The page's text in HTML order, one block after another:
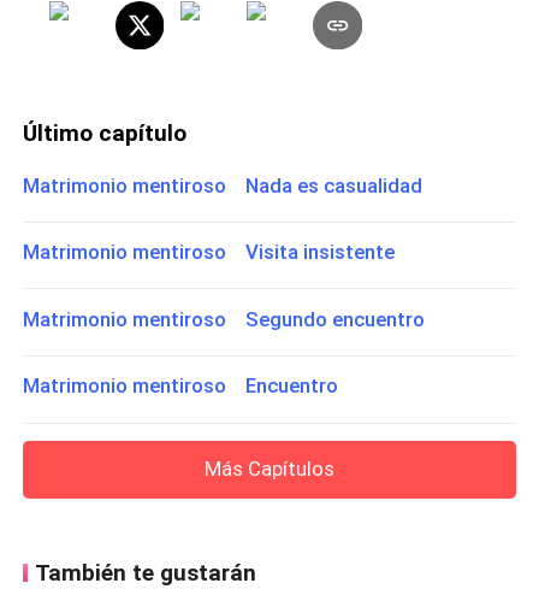
Último capítulo
Matrimonio mentiroso Nada es casualidad
Matrimonio mentiroso Visita insistente
Matrimonio mentiroso Segundo encuentro
Matrimonio mentiroso Encuentro
Más Capítulos
También te gustarán